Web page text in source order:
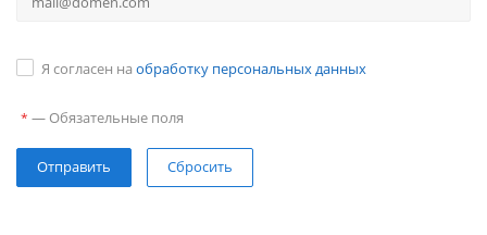
Я согласен на обработку персональных данных
* — Обязательные поля
Сбросить